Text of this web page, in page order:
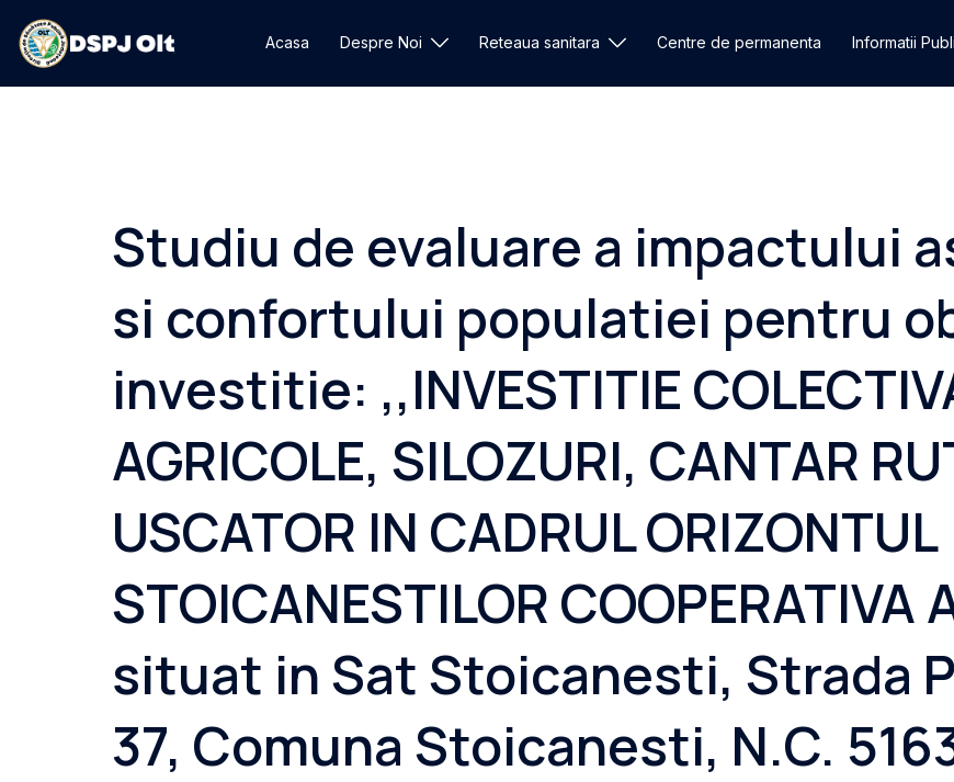
conținut
Acasa Despre Noi Reteaua sanitara Centre de permanenta Informatii
Studiu de evaluare a impactului
si confortului populatiei pentru
investitie: ,,INVESTITIE
AGRICOLE, SILOZURI, CANTAR
USCATOR IN CADRUL ORIZONTUL
STOICANESTILOR COOPERATIVA
situat in Sat Stoicanesti, Strada
37, Comuna Stoicanesti, N.C.